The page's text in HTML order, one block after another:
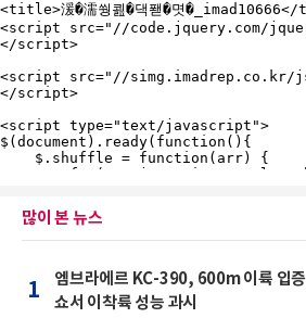
많이 본 뉴스
1
엠브라에르 KC-390, 600m 이륙 입
쇼서 이착륙 성능 과시